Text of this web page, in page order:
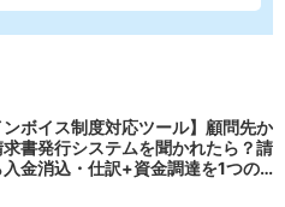
ンボイス制度対応ツール】顧問先か
書発行システムを聞かれたら？請
金消込・仕訳+資金調達を1つの